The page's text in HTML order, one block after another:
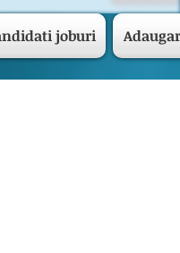
joburi